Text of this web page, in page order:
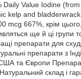
Daily Value Iodine
kelp and
mcg 667%, крім
ще й ці групи
препарати для
препарати з
США та Європи
склад і